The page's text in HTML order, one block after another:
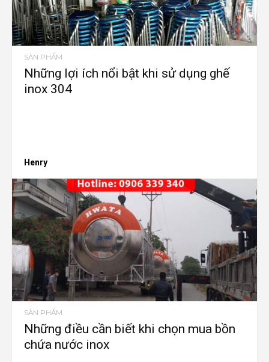
SẢN PHẨM
Những lợi ích nổi bật khi sử dụng ghế
inox 304
Henry
SẢN PHẨM
Những điều cần biết khi chọn mua bồn
chứa nước inox